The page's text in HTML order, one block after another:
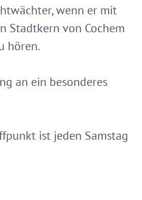
wenn er mit
Stadtkern von Cochem
hören.
an ein besonderes
ist jeden Samstag